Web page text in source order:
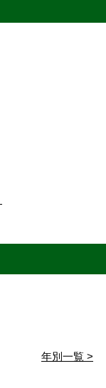
年別一覧 >